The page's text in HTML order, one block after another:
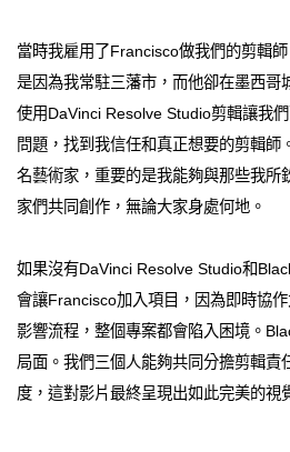
當時我雇用了Francisco做我們的剪輯
是因為我常駐三藩市，而他卻在墨西哥
使用DaVinci Resolve Studio剪輯讓我
問題，找到我信任和真正想要的剪輯師
名藝術家，重要的是我能夠與那些我所
家們共同創作，無論大家身處何地。
如果沒有DaVinci Resolve Studio和
會讓Francisco加入項目，因為即時協
影響流程，整個專案都會陷入困境。
局面。我們三個人能夠共同分擔剪輯責
度，這對影片最終呈現出如此完美的視